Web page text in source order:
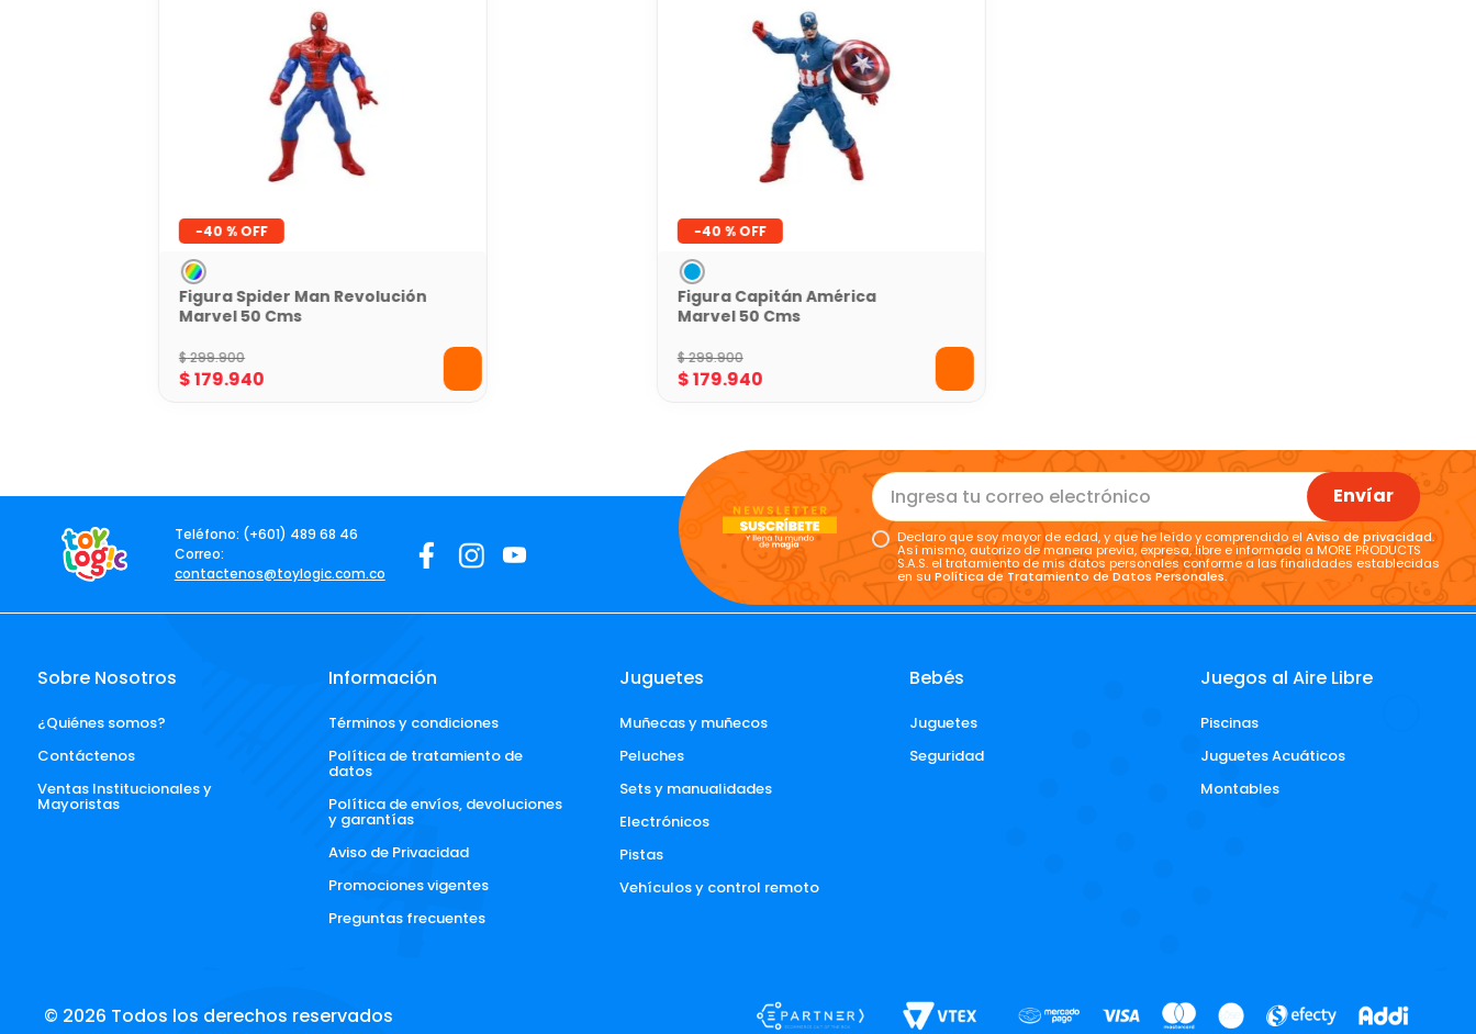
NEWS
-40 %
Figura Spider Man Revolución
Marvel 50 Cms
$299.900
$179.940
-40 %
Figura Capitán América
Marvel 50 Cms
$299.900
$179.940
Teléfono: (+601) 489 68 46
Correo:
contactenos@toylogic.com.co
Envíar
Declaro que soy mayor de edad, y que he leído y comprendido elAviso de privacidad.
Así mismo, autorizo de manera previa, expresa, libre e informada a MORE PRODUCTS
S.A.S. el tratamiento de mis datos personales conforme a las finalidades establecidas
en suPolítica de Tratamiento de Datos Personales.
Sobre Nosotros
¿Quiénes somos?
Contáctenos
Ventas Institucionales y
Mayoristas
Información
Términos y condiciones
Política de tratamiento de
datos
Política de envíos, devoluciones
y garantías
Aviso de Privacidad
Promociones vigentes
Preguntas frecuentes
Juguetes
Muñecas y muñecos
Peluches
Sets y manualidades
Electrónicos
Pistas
Vehículos y control remoto
Bebés
Juguetes
Seguridad
Juegos al Aire Libre
Piscinas
Juguetes Acuáticos
Montables
© 2026 Todos los derechos reservados